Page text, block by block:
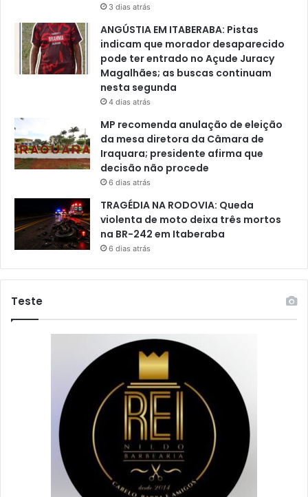
3 dias atrás
ANGÚSTIA EM ITABERABA: Pistas
indicam que morador desaparecido
pode ter entrado no Açude Juracy
Magalhães; as buscas continuam
nesta segunda
4 dias atrás
MP recomenda anulação de eleição
da mesa diretora da Câmara de
Iraquara; presidente afirma que
decisão não procede
6 dias atrás
TRAGÉDIA NA RODOVIA: Queda
violenta de moto deixa três mortos
na BR-242 em Itaberaba
6 dias atrás
Teste